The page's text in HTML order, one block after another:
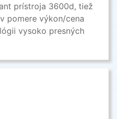
prístroja 3600d, tiež
pomere výkon/cena
vysoko presných